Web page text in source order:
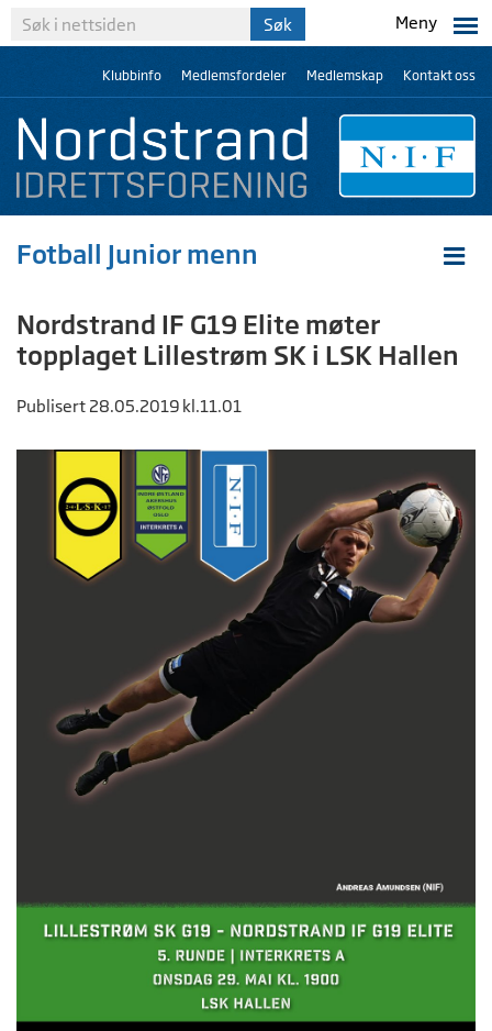
Meny
Klubbinfo Medlemsfordeler Medlemskap Kontakt oss
Fotball Junior menn
Nordstrand IF G19 Elite møter
topplaget Lillestrøm SK i LSK Hallen
Publisert 28.05.2019 kl.11.01